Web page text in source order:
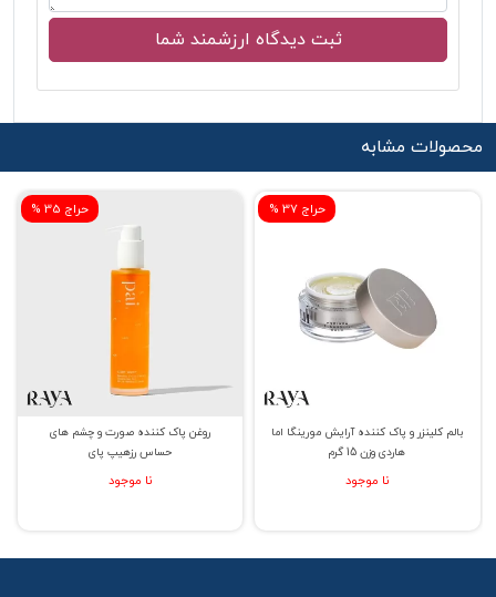
محصولات مشابه
% حراج 35
روغن پاک کننده صورت و چشم های
حساس رزهیپ پای
نا موجود
% حراج 37
بالم کلینزر و پاک کننده آرایش مورینگا اما
هاردی وزن 15 گرم
نا موجود